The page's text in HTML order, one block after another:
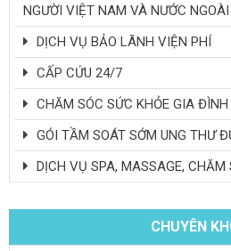
NGƯỜI VIỆT NAM VÀ NƯỚC NGOÀI
DỊCH VỤ BẢO LÃNH VIỆN PHÍ
CẤP CỨU 24/7
CHĂM SÓC SỨC KHỎE GIA ĐÌNH
GÓI TẦM SOÁT SỚM UNG THƯ
DỊCH VỤ SPA, MASSAGE, CHĂM
CHUYÊN